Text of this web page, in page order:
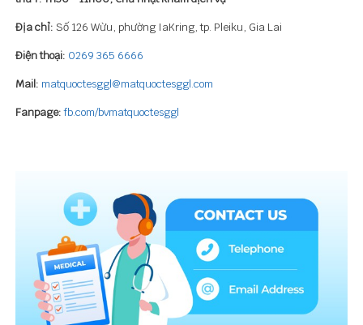
Địa chỉ: Số 126 Wừu, phường IaKring, tp. Pleiku, Gia Lai
Điện thoại: 0269 365 6666
Mail: matquoctesggl@matquoctesggl.com
Fanpage: fb.com/bvmatquoctesggl